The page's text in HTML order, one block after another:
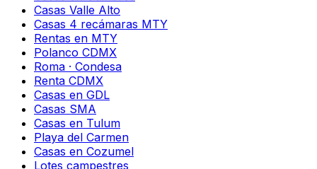
Casas Valle Alto
Casas 4 recámaras MTY
Rentas en MTY
Polanco CDMX
Roma · Condesa
Renta CDMX
Casas en GDL
Casas SMA
Casas en Tulum
Playa del Carmen
Casas en Cozumel
Lotes campestres